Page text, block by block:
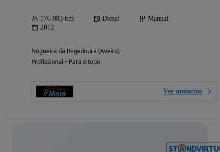
176 083 km Diesel
Manual
2012
Nogueira da Regedoura (Aveiro)
Profissional • Para o topo
Ver anúncios